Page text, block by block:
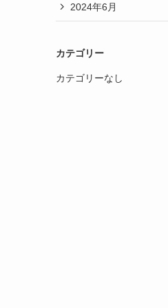
2024年6月
カテゴリー
カテゴリーなし